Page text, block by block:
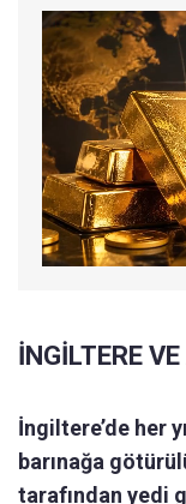
İNGİLTERE
İngiltere’de her
barınağa
tarafından yedi